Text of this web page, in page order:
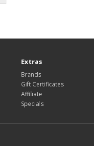
Extras
Brands
Gift Certificates
Affiliate
Specials